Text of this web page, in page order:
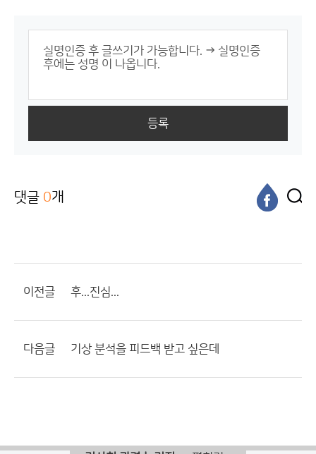
등록
댓글 0개
이전글 후...진심...
다음글 기상 분석을 피드백 받고 싶은데